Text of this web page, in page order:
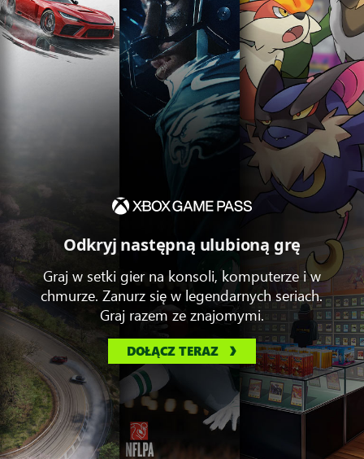
Odkryj następną ulubioną grę
Graj w setki gier na konsoli, komputerze i w
chmurze. Zanurz się w legendarnych seriach.
Graj razem ze znajomymi.
DOŁĄCZ TERAZ